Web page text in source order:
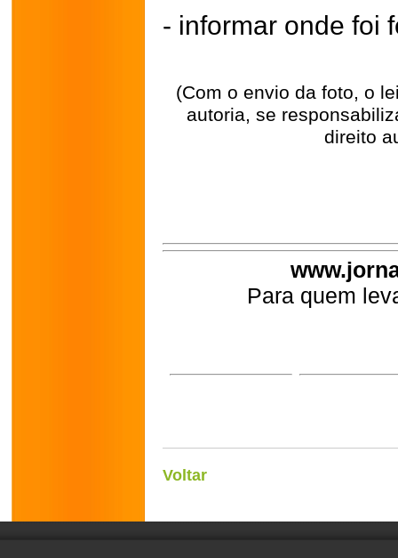
- informar onde foi
(Com o envio da foto, o
autoria, se
direito
Para quem
Voltar